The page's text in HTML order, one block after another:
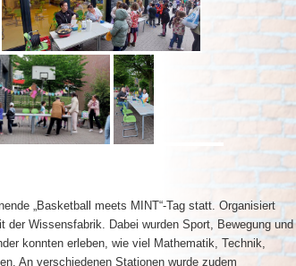
„Basketball meets MINT“-Tag statt. Organisiert
Wissensfabrik. Dabei wurden Sport, Bewegung und
konnten erleben, wie viel Mathematik, Technik,
An verschiedenen Stationen wurde zudem